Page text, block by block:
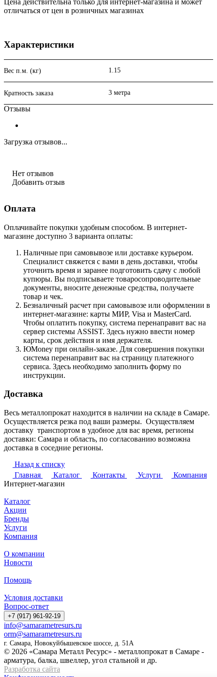
Цена действительна только для интернет-магазина и может
отличаться от цен в розничных магазинах
Характеристики
Вес п.м. (кг) 1.15
Кратность заказа 3 метра
Отзывы
Загрузка отзывов...
Нет отзывов
Добавить отзыв
Оплата
Оплачивайте покупки удобным способом. В интернет-
магазине доступно 3 варианта оплаты:
Наличные при самовывозе или доставке курьером.
Специалист свяжется с вами в день доставки, чтобы
уточнить время и заранее подготовить сдачу с любой
купюры. Вы подписываете товаросопроводительные
документы, вносите денежные средства, получаете
товар и чек.
Безналичный расчет при самовывозе или оформлении в
интернет-магазине: карты МИР, Visa и MasterCard.
Чтобы оплатить покупку, система перенаправит вас на
сервер системы ASSIST. Здесь нужно ввести номер
карты, срок действия и имя держателя.
ЮMoney при онлайн-заказе. Для совершения покупки
система перенаправит вас на страницу платежного
сервиса. Здесь необходимо заполнить форму по
инструкции.
Доставка
Весь металлопрокат находится в наличии на складе в Самаре.
Осуществляется резка под ваши размеры. Осуществляем
доставку транспортом в удобное для вас время, регионы
доставки: Самара и область, по согласованию возможна
доставка в соседние регионы.
Назад к списку
Главная
Каталог Контакты Услуги
Компания
Интернет-магазин
Каталог
Акции
Бренды
Услуги
Компания
О компании
Новости
Помощь
Условия доставки
Вопрос-ответ
+7 (917) 961-92-19
info@samarametresurs.ru
orm@samarametresurs.ru
г. Самара, Новокуйбышевское шоссе, д. 51А
© 2026 «Самара Металл Ресурс» - металлопрокат в Самаре -
арматура, балка, швеллер, угол стальной и др.
Разработка сайта